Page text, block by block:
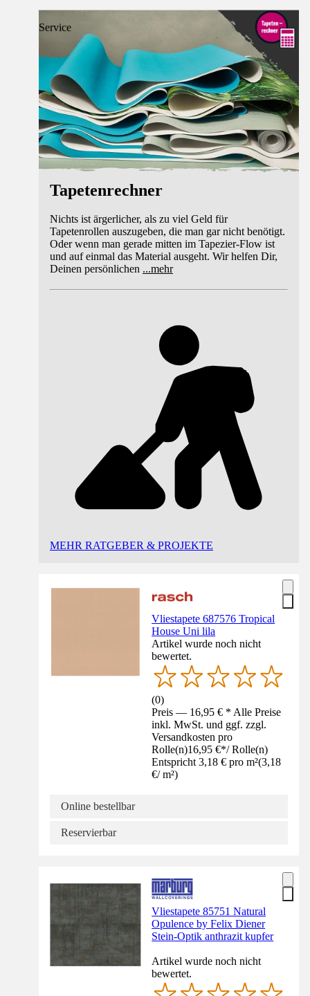
Service
Tapetenrechner
Nichts ist ärgerlicher, als zu viel Geld für
Tapetenrollen auszugeben, die man gar nicht benötigt.
Oder wenn man gerade mitten im Tapezier-Flow ist
und auf einmal das Material ausgeht. Wir helfen Dir,
Deinen persönlichen ...mehr
MEHR RATGEBER & PROJEKTE
Vliestapete 687576 Tropical
House Uni lila
Artikel wurde noch nicht
bewertet.
(0)
Preis — 16,95 € * Alle Preise
inkl. MwSt. und ggf. zzgl.
Versandkosten pro
Rolle(n)16,95 €*/ Rolle(n)
Entspricht 3,18 € pro m²(3,18
€/ m²)
Online bestellbar
Reservierbar
Vliestapete 85751 Natural
Opulence by Felix Diener
Stein-Optik anthrazit kupfer
Artikel wurde noch nicht
bewertet.